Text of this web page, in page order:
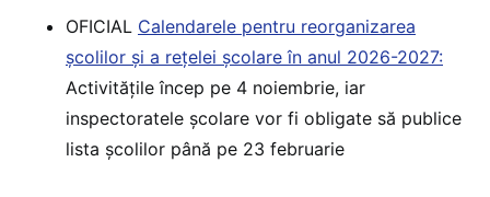
OFICIAL Calendarele pentru reorganizarea
școlilor și a rețelei școlare în anul 2026-2027:
Activitățile încep pe 4 noiembrie, iar
inspectoratele școlare vor fi obligate să publice
lista școlilor până pe 23 februarie